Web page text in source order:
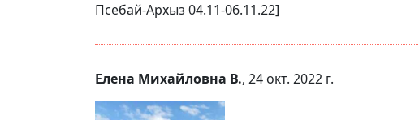
Псебай-Архыз 04.11-06.11.22]
Елена Михайловна В., 24 окт. 2022 г.